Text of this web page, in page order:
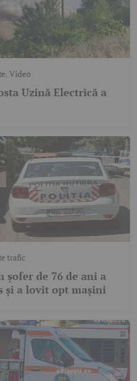
,Video
Uzină Electrică a
trafic
șofer de 76 de ani a
și a lovit opt mașini